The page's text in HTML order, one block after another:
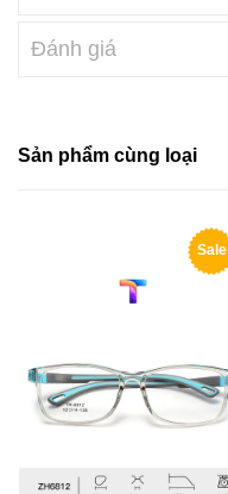
Đánh giá
Sản phẩm cùng loại
Sale